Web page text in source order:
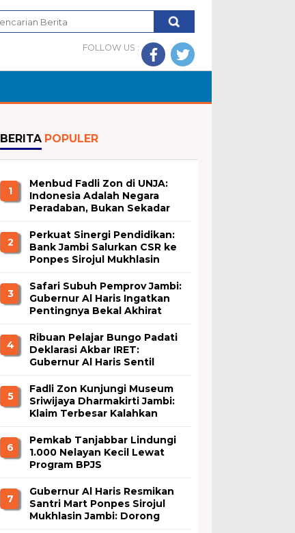
FOLLOW US :
BERITA POPULER
1
Menbud Fadli Zon di UNJA:
Indonesia Adalah Negara
Peradaban, Bukan Sekadar
2
Perkuat Sinergi Pendidikan:
Bank Jambi Salurkan CSR ke
Ponpes Sirojul Mukhlasin
3
Safari Subuh Pemprov Jambi:
Gubernur Al Haris Ingatkan
Pentingnya Bekal Akhirat
4
Ribuan Pelajar Bungo Padati
Deklarasi Akbar IRET:
Gubernur Al Haris Sentil
Radikalisme
5
Fadli Zon Kunjungi Museum
Sriwijaya Dharmakirti Jambi:
Klaim Terbesar Kalahkan
6
Pemkab Tanjabbar Lindungi
1.000 Nelayan Kecil Lewat
Program BPJS
7
Gubernur Al Haris Resmikan
Santri Mart Ponpes Sirojul
Mukhlasin Jambi: Dorong